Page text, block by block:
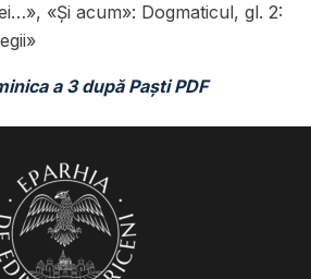
«Și acum»: Dogmaticul, gl. 2:
a 3 după Paști PDF